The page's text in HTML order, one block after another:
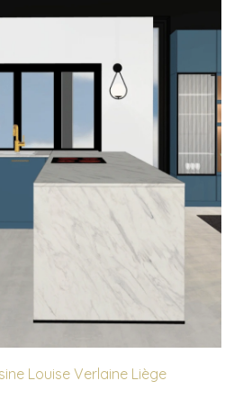
Louise Verlaine Liège